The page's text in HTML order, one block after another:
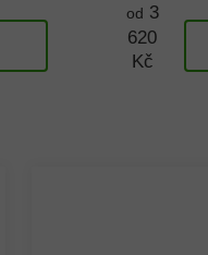
od 3
620
Kč